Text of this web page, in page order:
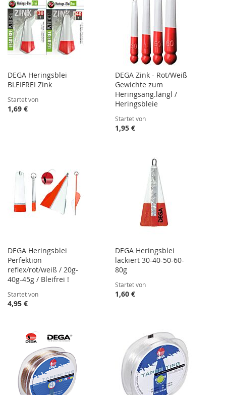
DEGA Heringsblei
BLEIFREI Zink
Startet von
1,69 €
DEGA Zink - Rot/Weiß
Gewichte zum
Heringsang.längl /
Heringsbleie
Startet von
1,95 €
DEGA Heringsblei
Perfektion
reflex/rot/weiß / 20g-
40g-45g / Bleifrei !
Startet von
4,95 €
DEGA Heringsblei
lackiert 30-40-50-60-
80g
Startet von
1,60 €